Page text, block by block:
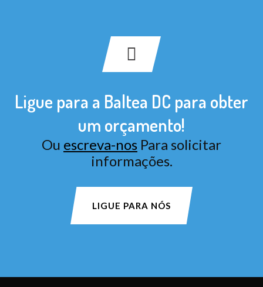
Ligue para a Baltea DC para obter
um orçamento!
Ou escreva-nos Para solicitar
informações.
LIGUE PARA NÓS